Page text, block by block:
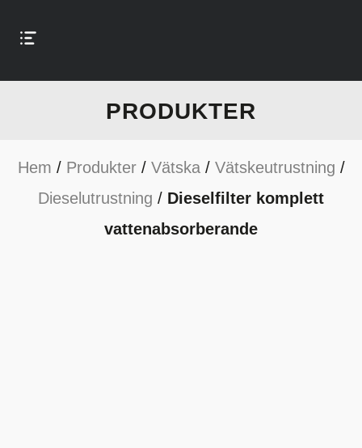
PRODUKTER
Hem / Produkter/ Vätska/ Vätskeutrustning /
Dieselutrustning / Dieselfilter komplett
vattenabsorberande